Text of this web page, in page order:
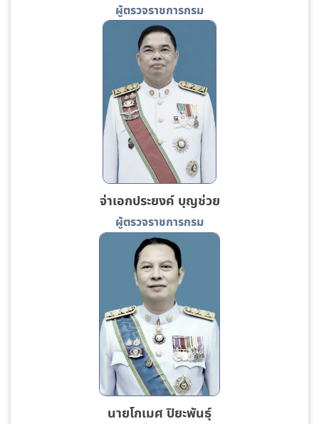
ผู้ตรวจราชการกรม
จ่าเอกประยงค์ บุญช่วย
ผู้ตรวจราชการกรม
นายโกเมศ ปิยะพันธุ์